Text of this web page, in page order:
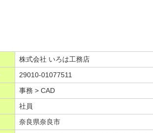
株式会社 いろは工務店
29010-01077511
事務 > CAD
社員
奈良県奈良市